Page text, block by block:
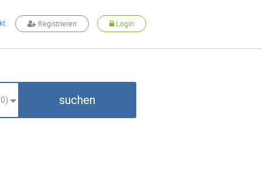
Registrieren Login
0) suchen